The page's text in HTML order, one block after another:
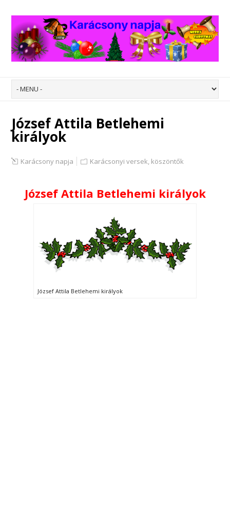
József Attila Betlehemi
királyok
Karácsony napja Karácsonyi versek, köszöntők
József Attila Betlehemi királyok
József Attila Betlehemi királyok